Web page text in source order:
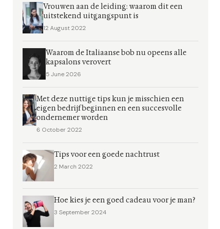
Vrouwen aan de leiding: waarom dit een
uitstekend uitgangspunt is
12 August 2022
Waarom de Italiaanse bob nu opeens alle
kapsalons verovert
5 June 2026
Met deze nuttige tips kun je misschien een
eigen bedrijf beginnen en een succesvolle
ondernemer worden
6 October 2022
Tips voor een goede nachtrust
2 March 2022
Hoe kies je een goed cadeau voor je man?
3 September 2024